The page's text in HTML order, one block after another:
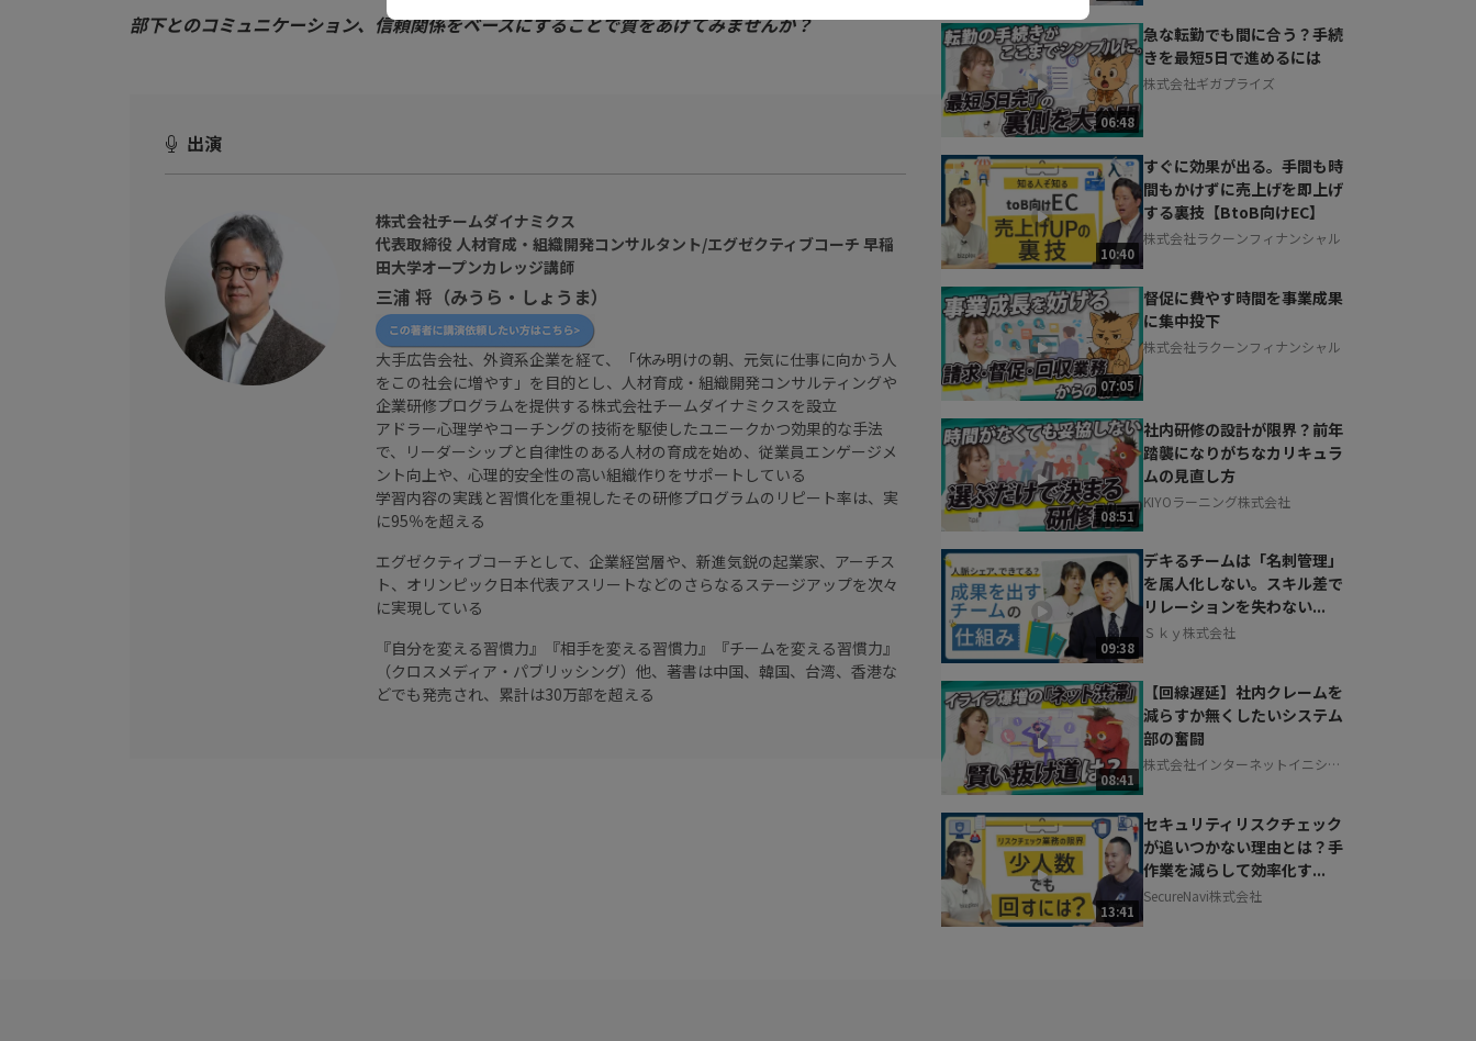
部下とのコミュニケーション、信頼関係をベースにすることで質をあげてみませんか？
出演
株式会社チームダイナミクス
代表取締役 人材育成・組織開発コンサルタント/エグゼクティブコーチ 早稲
田大学オープンカレッジ講師
三浦 将（みうら・しょうま）
大手広告会社、外資系企業を経て、「休み明けの朝、元気に仕事に向かう人
をこの社会に増やす」を目的とし、人材育成・組織開発コンサルティングや
企業研修プログラムを提供する株式会社チームダイナミクスを設立
アドラー心理学やコーチングの技術を駆使したユニークかつ効果的な手法
で、リーダーシップと自律性のある人材の育成を始め、従業員エンゲージメ
ント向上や、心理的安全性の高い組織作りをサポートしている
学習内容の実践と習慣化を重視したその研修プログラムのリピート率は、実
に95％を超える
エグゼクティブコーチとして、企業経営層や、新進気鋭の起業家、アーチス
ト、オリンピック日本代表アスリートなどのさらなるステージアップを次々
に実現している
『自分を変える習慣力』『相手を変える習慣力』『チームを変える習慣力』
（クロスメディア・パブリッシング）他、著書は中国、韓国、台湾、香港な
どでも発売され、累計は30万部を超える
06:48
急な転勤でも間に合う？手続
きを最短5日で進めるには
株式会社ギガプライズ
10:40
すぐに効果が出る。手間も時
間もかけずに売上げを即上げ
する裏技【BtoB向けEC】
株式会社ラクーンフィナンシャル
07:05
督促に費やす時間を事業成果
に集中投下
株式会社ラクーンフィナンシャル
08:51
社内研修の設計が限界？前年
踏襲になりがちなカリキュラ
ムの見直し方
KIYOラーニング株式会社
09:38
デキるチームは「名刺管理」
を属人化しない。スキル差で
リレーションを失わない...
Ｓｋｙ株式会社
08:41
【回線遅延】社内クレームを
減らすか無くしたいシステム
部の奮闘
株式会社インターネットイニシア
13:41
セキュリティリスクチェック
が追いつかない理由とは？手
作業を減らして効率化す...
SecureNavi株式会社